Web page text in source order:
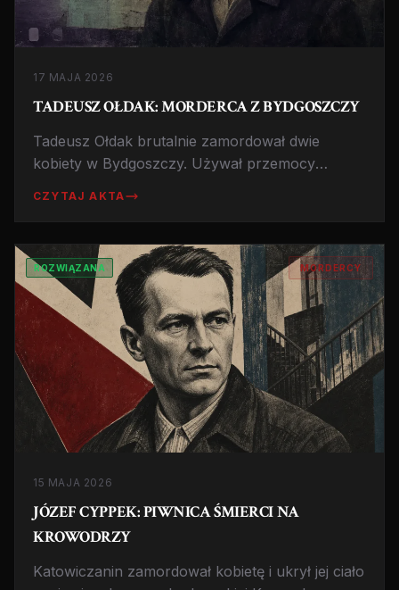
17 MAJA 2026
TADEUSZ OŁDAK: MORDERCA Z BYDGOSZCZY
Tadeusz Ołdak brutalnie zamordował dwie
kobiety w Bydgoszczy. Używał przemocy
CZYTAJ AKTA
ROZWIĄZANA MORDERCY
15 MAJA 2026
JÓZEF CYPPEK: PIWNICA ŚMIERCI NA
KROWODRZY
Katowiczanin zamordował kobietę i ukrył jej ciało